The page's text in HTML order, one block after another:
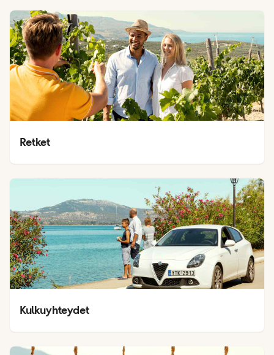
Retket
Kulkuyhteydet